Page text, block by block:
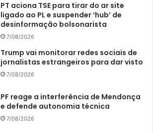
PT aciona TSE para tirar do ar site
ligado ao PL e suspender ‘hub’ de
desinformação bolsonarista
7/08/2026
Trump vai monitorar redes sociais de
jornalistas estrangeiros para dar visto
7/08/2026
PF reage a interferência de Mendonça
e defende autonomia técnica
7/08/2026